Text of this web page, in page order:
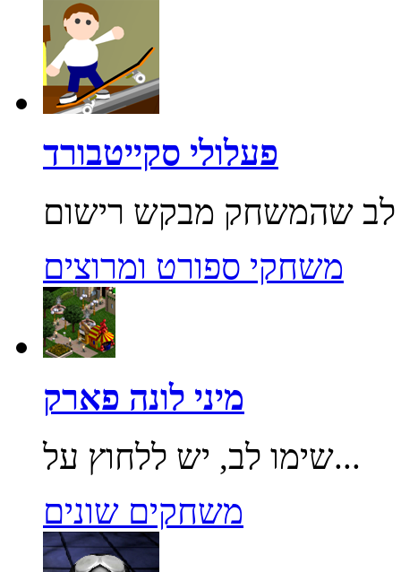
פעלולי סקייטבורד
משחקי ספורט ומרוצים
מיני לונה פארק
שימו לב, יש ללחוץ על...
משחקים שונים